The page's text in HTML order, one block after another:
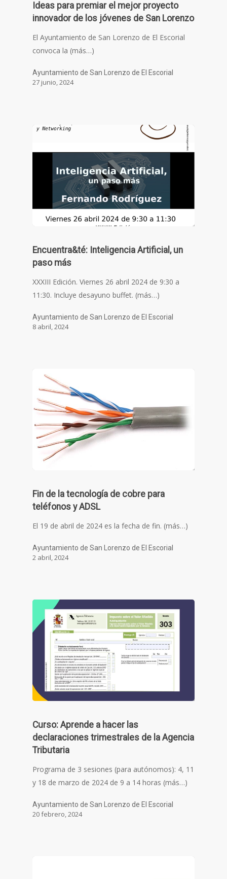
Ideas para premiar el mejor proyecto
innovador de los jóvenes de San Lorenzo
El Ayuntamiento de San Lorenzo de El Escorial
convoca la (más…)
Ayuntamiento de San Lorenzo de El Escorial
27 junio, 2024
Encuentra&té: Inteligencia Artificial, un
paso más
XXXIII Edición. Viernes 26 abril 2024 de 9:30 a
11:30. Incluye desayuno buffet. (más…)
Ayuntamiento de San Lorenzo de El Escorial
8 abril, 2024
Fin de la tecnología de cobre para
teléfonos y ADSL
El 19 de abril de 2024 es la fecha de fin. (más…)
Ayuntamiento de San Lorenzo de El Escorial
2 abril, 2024
Curso: Aprende a hacer las
declaraciones trimestrales de la Agencia
Tributaria
Programa de 3 sesiones (para autónomos): 4, 11
y 18 de marzo de 2024 de 9 a 14 horas (más…)
Ayuntamiento de San Lorenzo de El Escorial
20 febrero, 2024